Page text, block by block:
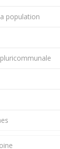
population